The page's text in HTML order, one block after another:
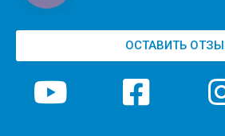
ОСТАВИТЬ